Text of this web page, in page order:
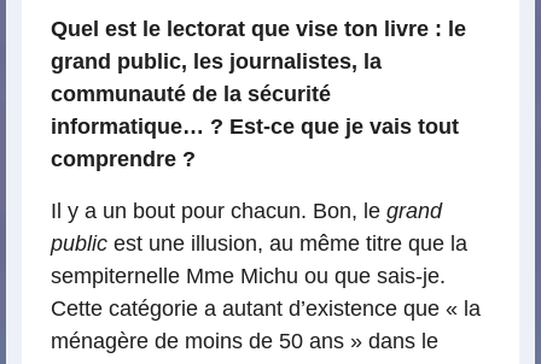
Quel est le lectorat que vise ton livre : le
grand public, les journalistes, la
communauté de la sécurité
informatique… ? Est-ce que je vais tout
comprendre ?
Il y a un bout pour chacun. Bon, le grand
public est une illusion, au même titre que la
sempiternelle Mme Michu ou que sais-je.
Cette catégorie a autant d’existence que « la
ménagère de moins de 50 ans » dans le